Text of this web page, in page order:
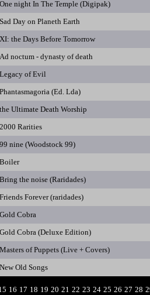
One night In The Temple (Digipak)
Sad Day on Planeth Earth
XI: the Days Before Tomorrow
Ad noctum - dynasty of death
Legacy of Evil
Phantasmagoria (Ed. Lda)
the Ultimate Death Worship
2000 Rarities
99 nine (Woodstock 99)
Boiler
Bring the noise (Raridades)
Friends Forever (raridades)
Gold Cobra
Gold Cobra (Deluxe Edition)
Masters of Puppets (Live + Covers)
New Old Songs
16 17 18 19 20 21 22 23 24 25 26 27 28